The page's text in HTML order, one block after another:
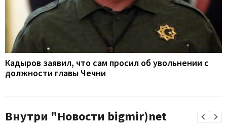
Кадыров заявил, что сам просил об увольнении с
должности главы Чечни
Внутри "Новости bigmir)net